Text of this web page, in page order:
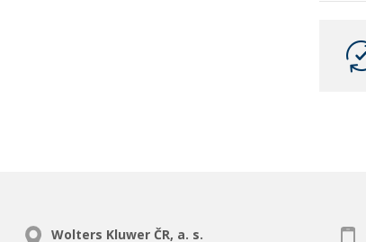
Wolters Kluwer ČR, a. s.